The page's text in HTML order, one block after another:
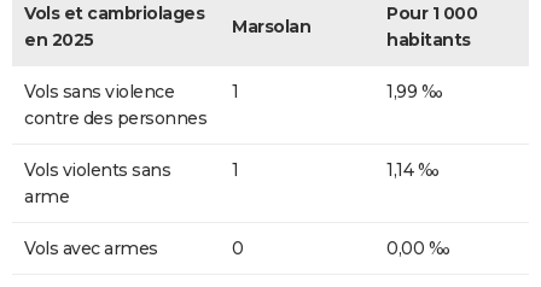
Vols et cambriolages
en 2025
Marsolan
Pour 1 000
habitants
Vols sans violence
contre des personnes
1 1,99 ‰
Vols violents sans
arme
1 1,14 ‰
Vols avec armes 0 0,00 ‰